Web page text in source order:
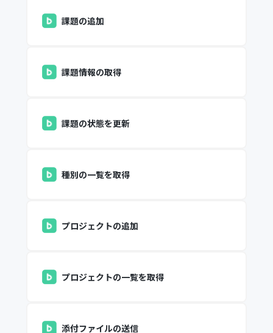
課題の追加
課題情報の取得
課題の状態を更新
種別の一覧を取得
プロジェクトの追加
プロジェクトの一覧を取得
添付ファイルの送信